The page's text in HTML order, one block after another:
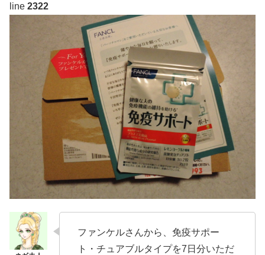
line 2322
ファンケルさんから、免疫サポー
ト・チュアブルタイプを7日分いただ